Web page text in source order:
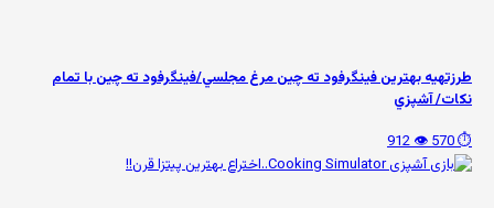
طرزتهيه بهترين فینگرفود ته چين مرغ مجلسي/فينگرفود ته چين با تمام
نكات/ آشپزي
⏱️ 570
👁️ 912